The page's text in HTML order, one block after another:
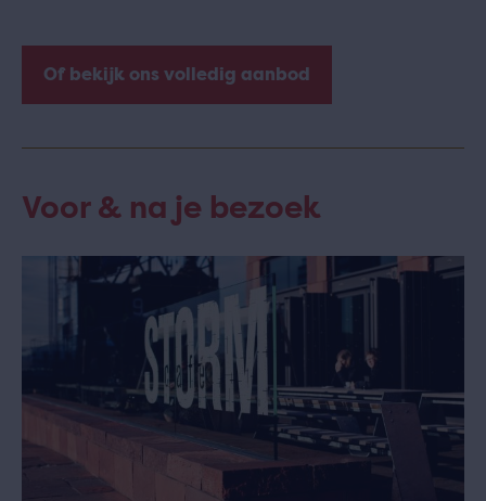
Of bekijk ons volledig aanbod
Voor & na je bezoek